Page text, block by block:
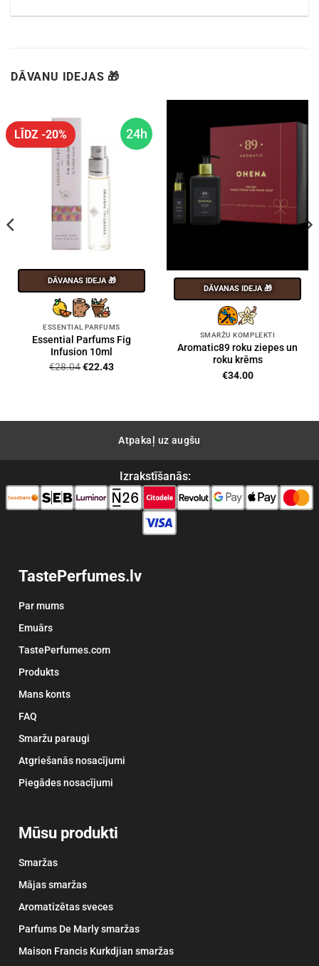
DĀVANU IDEJAS 🎁
24h
LĪDZ -20%
DĀVANAS IDEJA 🎁
ESSENTIAL PARFUMS
Essential Parfums Fig
Infusion 10ml
€28.04Original
€22.43Current
DĀVANAS IDEJA 🎁
SMARŽU KOMPLEKTI
Aromatic89 roku ziepes un
roku krēms
€34.00
Atpakaļ uz augšu
Izrakstīšanās:
TastePerfumes.lv
Par mums
Emuārs
TastePerfumes.com
Produkts
Mans konts
FAQ
Smaržu paraugi
Atgriešanās nosacījumi
Piegādes nosacījumi
Mūsu produkti
Smaržas
Mājas smaržas
Aromatizētas sveces
Parfums De Marly smaržas
Maison Francis Kurkdjian smaržas